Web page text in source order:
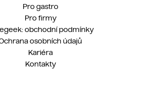
Pro gastro
Pro firmy
obchodní podmínky
osobních údajů
Kariéra
Kontakty